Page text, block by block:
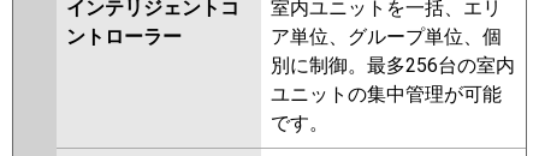
インテリジェントコ
ントローラー
室内ユニットを一括、エリ
ア単位、グループ単位、個
別に制御。最多256台の室内
ユニットの集中管理が可能
です。